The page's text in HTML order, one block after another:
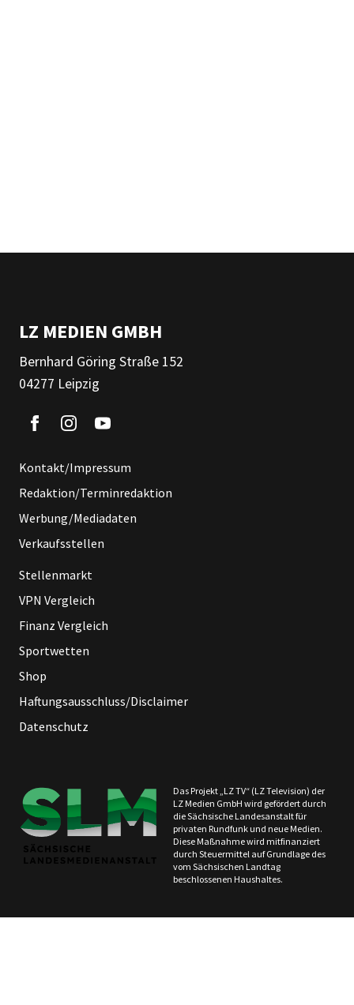
LZ MEDIEN GMBH
Bernhard Göring Straße 152
04277 Leipzig
Kontakt/Impressum
Redaktion/Terminredaktion
Werbung/Mediadaten
Verkaufsstellen
Stellenmarkt
VPN Vergleich
Finanz Vergleich
Sportwetten
Shop
Haftungsausschluss/Disclaimer
Datenschutz
Das Projekt „LZ TV“ (LZ Television) der
LZ Medien GmbH wird gefördert durch
die Sächsische Landesanstalt für
privaten Rundfunk und neue Medien.
Diese Maßnahme wird mitfinanziert
durch Steuermittel auf Grundlage des
vom Sächsischen Landtag
beschlossenen Haushaltes.